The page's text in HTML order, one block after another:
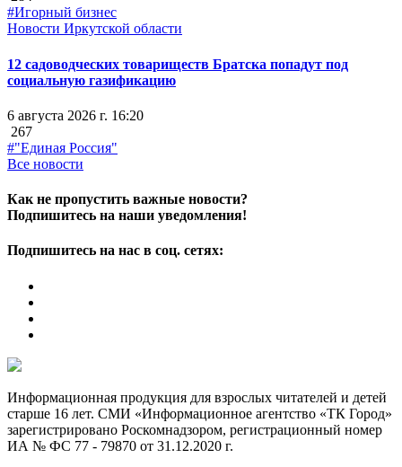
#Игорный бизнес
Новости Иркутской области
12 садоводческих товариществ Братска попадут под
социальную газификацию
6 августа 2026 г. 16:20
267
#"Единая Россия"
Все новости
Как не пропустить важные новости?
Подпишитесь на наши уведомления!
Подпишитесь на нас в соц. сетях:
Информационная продукция для взрослых читателей и детей
старше 16 лет. СМИ «Информационное агентство «ТК Город»
зарегистрировано Роскомнадзором, регистрационный номер
ИА № ФС 77 - 79870 от 31.12.2020 г.